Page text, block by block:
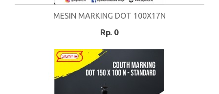
MESIN MARKING DOT 100X17N
Rp. 0